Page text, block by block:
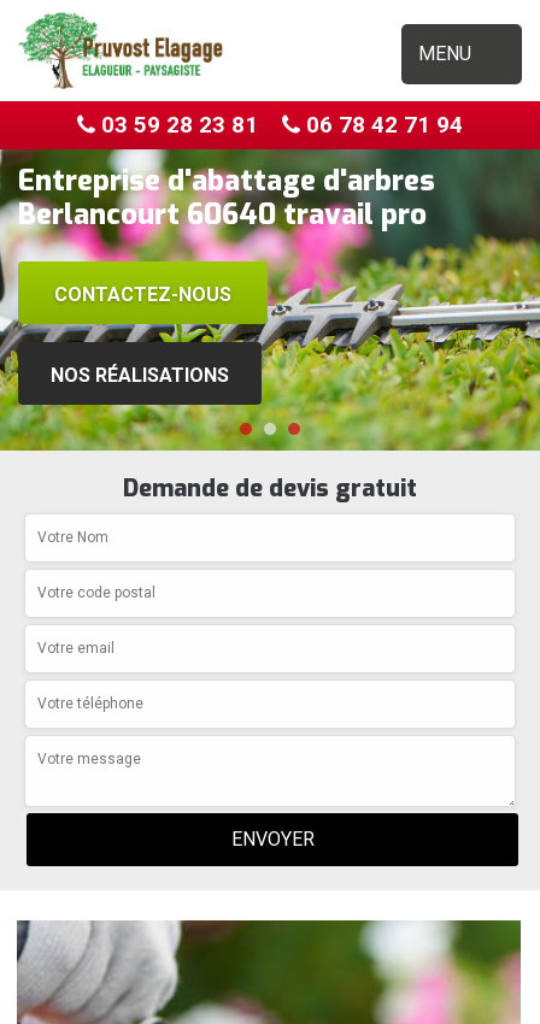
MENU
03 59 28 23 81 06 78 42 71 94
Entreprise d'abattage d'arbres
Berlancourt 60640 travail pro
CONTACTEZ-NOUS
NOS RÉALISATIONS
Demande de devis gratuit